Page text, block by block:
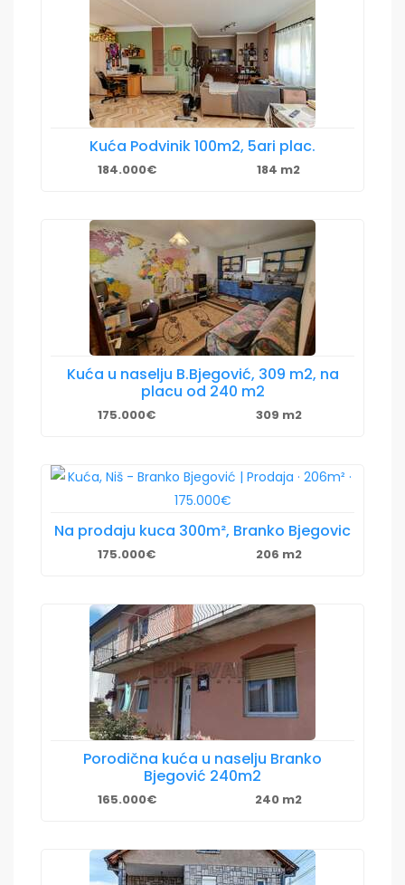
Kuća Podvinik 100m2, 5ari plac.
184.000€ 184 m2
Kuća u naselju B.Bjegović, 309 m2, na
placu od 240 m2
175.000€ 309 m2
Na prodaju kuca 300m², Branko Bjegovic
175.000€ 206 m2
Porodična kuća u naselju Branko
Bjegović 240m2
165.000€ 240 m2